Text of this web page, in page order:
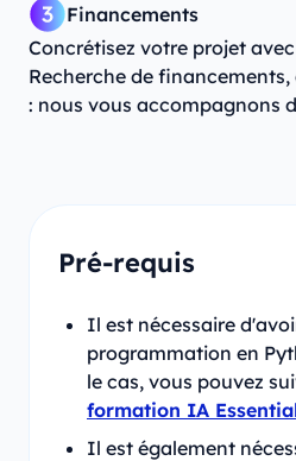
Financements
Concrétisez votre projet
Recherche de
: nous vous accompagnons
Pré-requis
Il est nécessaire
programmation en
le cas, vous pouvez
formation IA
Il est également